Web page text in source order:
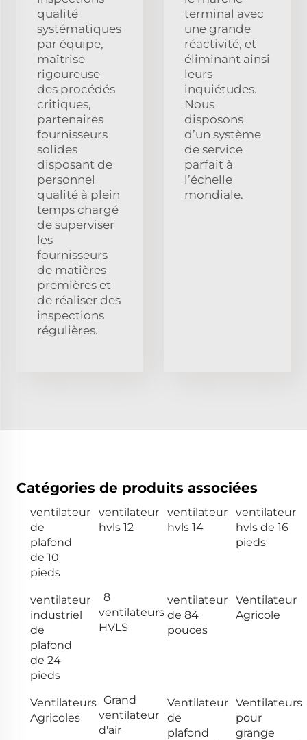
qualité
systématiques
par équipe,
maîtrise
rigoureuse
des procédés
critiques,
partenaires
fournisseurs
solides
disposant de
personnel
qualité à plein
temps chargé
de superviser
les
fournisseurs
de matières
premières et
de réaliser des
inspections
régulières.
terminal avec
une grande
réactivité, et
éliminant ainsi
leurs
inquiétudes.
Nous
disposons
d’un système
de service
parfait à
l’échelle
mondiale.
Catégories de produits associées
ventilateur
de
plafond
de 10
pieds
ventilateur
hvls 12
ventilateur
hvls 14
ventilateur
hvls de 16
pieds
ventilateur
industriel
de
plafond
de 24
pieds
8
ventilateurs
HVLS
ventilateur
de 84
pouces
Ventilateur
Agricole
Ventilateurs
Agricoles
Grand
ventilateur
d'air
Ventilateur
de
plafond
Ventilateurs
pour
grange